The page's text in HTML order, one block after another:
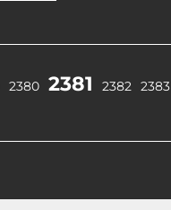
2380 2381 2382 2383